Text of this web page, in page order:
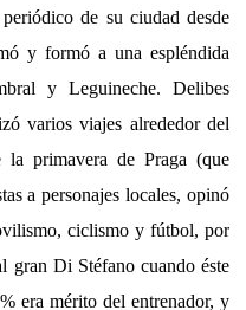
de su ciudad desde
y formó a una espléndida
y Leguineche. Delibes
varios viajes alrededor del
la primavera de Praga (que
a personajes locales, opinó
ciclismo y fútbol, por
gran Di Stéfano cuando éste
era mérito del entrenador, y